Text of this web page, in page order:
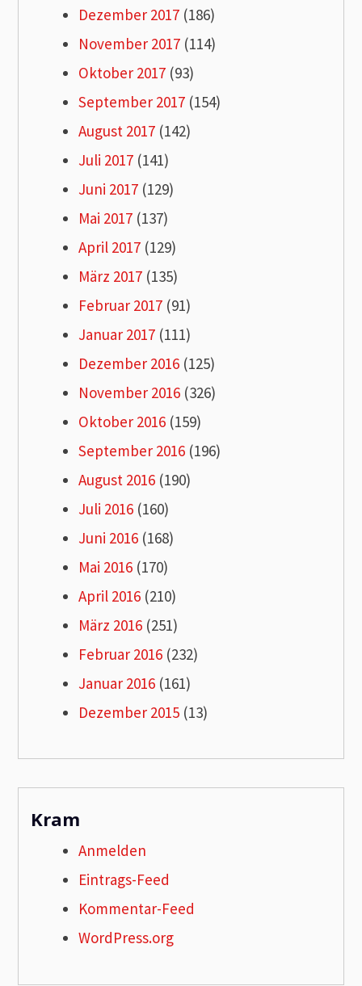
Dezember 2017 (186)
November 2017 (114)
Oktober 2017 (93)
September 2017 (154)
August 2017 (142)
Juli 2017 (141)
Juni 2017 (129)
Mai 2017 (137)
April 2017 (129)
März 2017 (135)
Februar 2017 (91)
Januar 2017 (111)
Dezember 2016 (125)
November 2016 (326)
Oktober 2016 (159)
September 2016 (196)
August 2016 (190)
Juli 2016 (160)
Juni 2016 (168)
Mai 2016 (170)
April 2016 (210)
März 2016 (251)
Februar 2016 (232)
Januar 2016 (161)
Dezember 2015 (13)
Kram
Anmelden
Eintrags-Feed
Kommentar-Feed
WordPress.org